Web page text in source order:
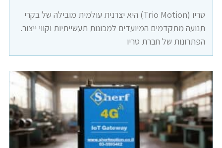
טריו (Trio Motion) היא יצרנית עולמית מובילה של בקרי
תנועה מתקדמים המיועדים למכונות תעשייתיות וקווי ייצור.
הפתרונות של חברת טריו